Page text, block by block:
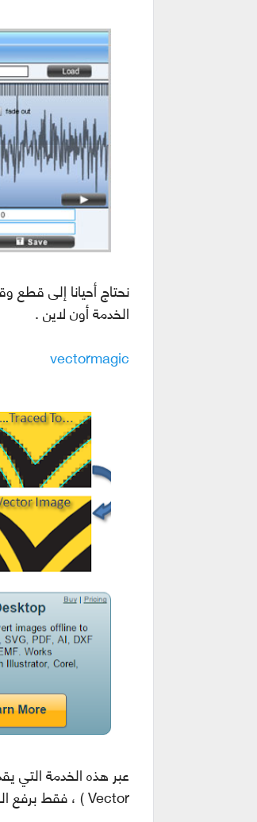
نحتاج أحيانا إلى قطع
الخدمة أون لاين .
vectormagic
عبر هذه الخدمة التي
Vector ) ، فقط برفع الصور وبدون الحاجة إلى تسجيل